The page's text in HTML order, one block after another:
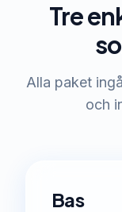
Tre
Alla paket
och
Bas